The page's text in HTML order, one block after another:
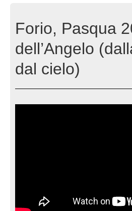
Forio, Pasqua
dell’Angelo
dal cielo)